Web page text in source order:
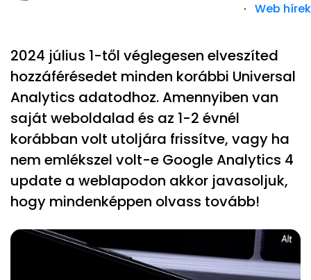
· Web hírek
2024 július 1-től véglegesen elveszíted
hozzáférésedet minden korábbi Universal
Analytics adatodhoz. Amennyiben van
saját weboldalad és az 1-2 évnél
korábban volt utoljára frissítve, vagy ha
nem emlékszel volt-e Google Analytics 4
update a weblapodon akkor javasoljuk,
hogy mindenképpen olvass tovább!